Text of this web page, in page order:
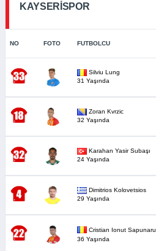
KAYSERİSPOR
NO FOTO FUTBOLCU
Silviu Lung
31 Yaşında
Zoran Kvrzic
32 Yaşında
Karahan Yasir Subaşı
24 Yaşında
Dimitrios Kolovetsios
29 Yaşında
Cristian Ionut Sapunaru
36 Yaşında